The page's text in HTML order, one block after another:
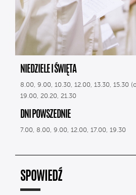
NIEDZIELE I ŚWIĘTA
8.00, 9.00, 10.30, 12.00, 13.30, 15.30
19.00, 20.20, 21.30
DNI POWSZEDNIE
7.00, 8.00, 9.00, 12.00, 17.00, 19.30
SPOWIEDŹ